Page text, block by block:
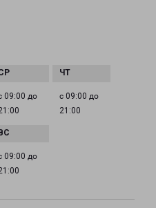
09:00 до
с 09:00 до
21:00
09:00 до